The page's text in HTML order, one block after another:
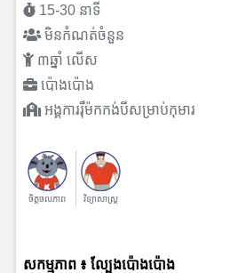
15-30 នាទី
មិនកំណត់ចំនួន
៣ឆ្នាំ លើស
ប៉ោងប៉ោង
អង្គការរ៉ឺម៉កកង់បីសម្រាប់កុមារ
ចិត្តចលភាព វិទ្យាសាស្រ្ត
សកម្មភាព ៖ ល្បែងប៉ោងប៉ោង